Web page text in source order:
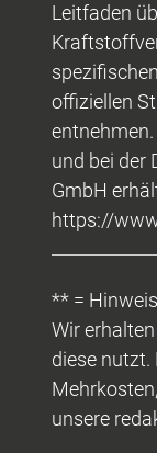
Leitfaden
offiziellen
und bei der
GmbH
https://
** =
Wir
diese nutzt.
unsere